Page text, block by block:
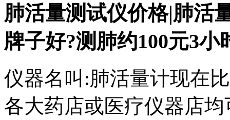
肺活量测试仪价格|肺活
牌子好?测肺约100元3小
仪器名叫:肺活量计现在
各大药店或医疗仪器店